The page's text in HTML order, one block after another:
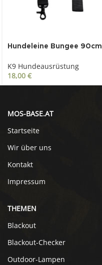
Hundeleine Bungee 90cm
K9 Hundeausrüstung
18,00 €
MOS-BASE.AT
Startseite
Wir über uns
Kontakt
Impressum
THEMEN
Blackout
Blackout-Checker
Outdoor-Lampen